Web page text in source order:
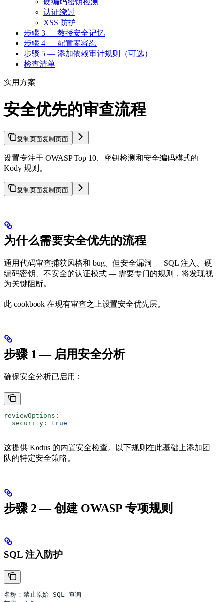
硬编码密钥检测
认证绕过
XSS 防护
步骤 3 — 教授安全记忆
步骤 4 — 配置零容忍
步骤 5 — 添加依赖审计规则（可选）
检查清单
实用方案
安全优先的审查流程
复制页面复制页面
设置专注于 OWASP Top 10、密钥检测和安全编码模式的
Kody 规则。
复制页面复制页面
为什么需要安全优先的流程
通用代码审查捕获风格和 bug。但安全漏洞 — SQL 注入、硬
编码密钥、不安全的认证模式 — 需要专门的规则，将发现视
为关键阻断。
此 cookbook 在现有审查之上设置安全优先层。
步骤 1 — 启用安全分析
确保安全分析已启用：
reviewOptions :
  security
: true
这提供 Kodus 的内置安全检查。以下规则在此基础上添加团
队的特定安全策略。
步骤 2 — 创建 OWASP 专项规则
SQL 注入防护
名称：禁止原始 SQL 查询